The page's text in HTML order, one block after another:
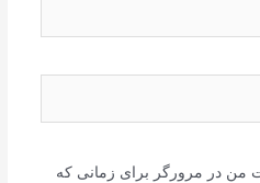
من در مرورگر برای زمانی که